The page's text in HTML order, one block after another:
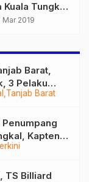
Kuala Tungkal,
Mar 2019
Tanjab Barat
Barat,
3 Pelaku
Kapten
TS Billiard